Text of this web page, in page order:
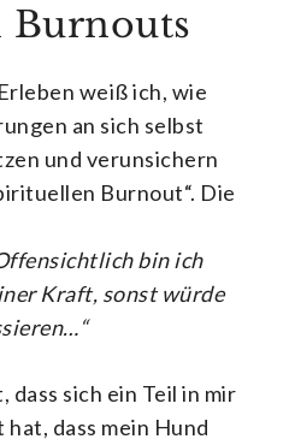
weiß ich, wie
an sich selbst
und verunsichern
Burnout“. Die
bin ich
Kraft, sonst würde
dass sich ein Teil in mir
dass mein Hund